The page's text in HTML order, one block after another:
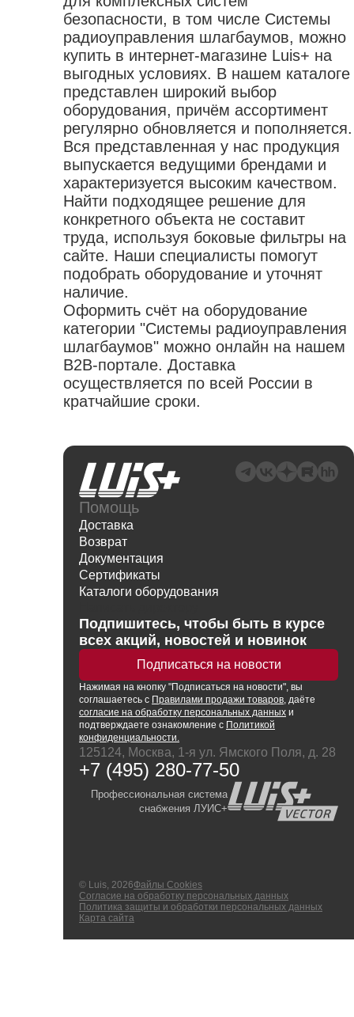
безопасности, в том числе Системы
радиоуправления шлагбаумов, можно
купить в интернет-магазине Luis+ на
выгодных условиях. В нашем каталоге
представлен широкий выбор
оборудования, причём ассортимент
регулярно обновляется и пополняется.
Вся представленная у нас продукция
выпускается ведущими брендами и
характеризуется высоким качеством.
Найти подходящее решение для
конкретного объекта не составит
труда, используя боковые фильтры на
сайте. Наши специалисты помогут
подобрать оборудование и уточнят
наличие.
Оформить счёт на оборудование
категории "Системы радиоуправления
шлагбаумов" можно онлайн на нашем
B2B-портале. Доставка
осуществляется по всей России в
кратчайшие сроки.
Помощь
Доставка
Возврат
Документация
Сертификаты
Каталоги оборудования
Подпишитесь, чтобы быть в курсе
всех акций, новостей и новинок
Подписаться на новости
Нажимая на кнопку "Подписаться на новости", вы
соглашаетесь с Правилами продажи товаров, даёте
согласие на обработку персональных данных и
подтверждаете ознакомление с Политикой
конфиденциальности.
125124, Москва, 1-я ул. Ямского Поля, д. 28
+7 (495) 280-77-50
Профессиональная система
снабжения ЛУИС+
© Luis, 2026Файлы Cookies
Согласие на обработку персональных данных
Политика защиты и обработки персональных данных
Карта сайта